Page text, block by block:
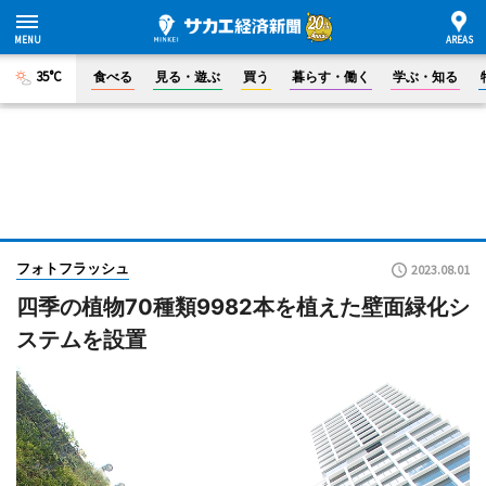
35°C 食べる 見る・遊ぶ 買う 暮らす・働く 学ぶ・知る
フォトフラッシュ 2023.08.01
四季の植物70種類9982本を植えた壁面緑化シ
ステムを設置